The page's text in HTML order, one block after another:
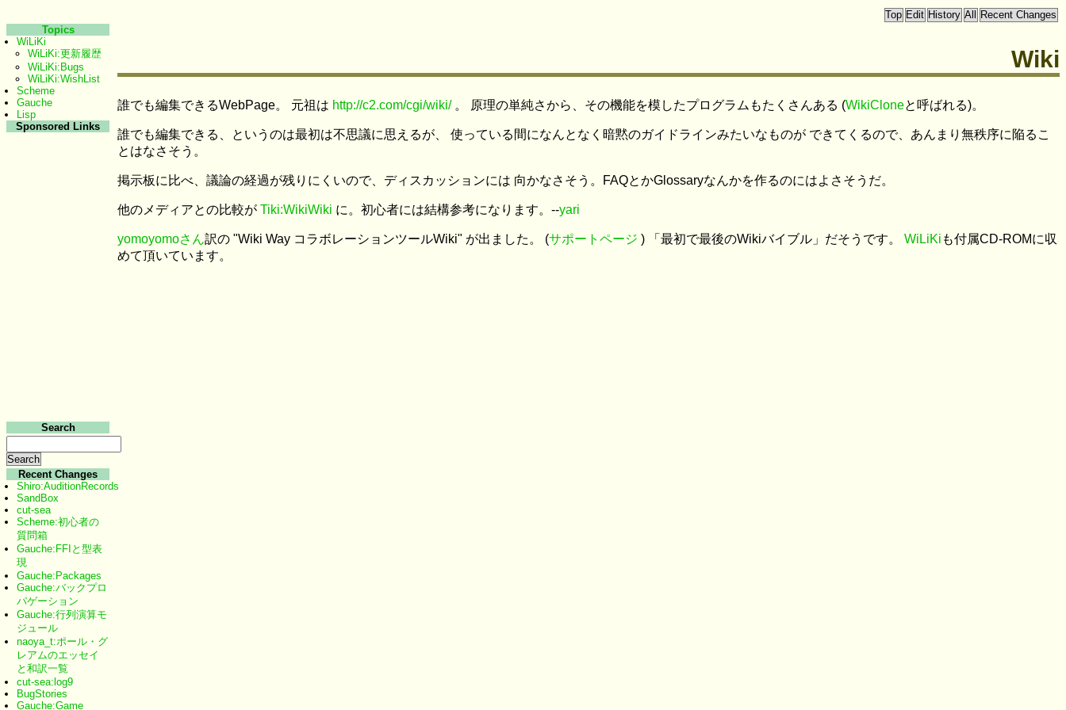
Wiki
誰でも編集できるWebPage。 元祖は http://c2.com/cgi/wiki/。 原理の単純さから、その機能を模したプログラムもたくさんある (WikiCloneと呼ばれる)。
誰でも編集できる、というのは最初は不思議に思えるが、 使っている間になんとなく暗黙のガイドラインみたいなものが できてくるので、あんまり無秩序に陥るこ
とはなさそう。
掲示板に比べ、議論の経過が残りにくいので、ディスカッションには 向かなさそう。FAQとかGlossaryなんかを作るのにはよさそうだ。
他のメディアとの比較が Tiki:WikiWiki に。初心者には結構参考になります。--yari
yomoyomoさん訳の "Wiki Way コラボレーションツールWiki" が出ました。 (サポートページ ) 「最初で最後のWikiバイブル」だそうです。 WiLiKi も付属CD-ROMに収
めて頂いています。
Topics
WiLiKi
WiLiKi:更新履歴
WiLiKi:Bugs
WiLiKi:WishList
Scheme
Gauche
Lisp
Sponsored Links
Search
Recent Changes
Shiro:AuditionRecords
SandBox
cut-sea
Scheme:初心者の
質問箱
Gauche:FFIと型表
現
Gauche:Packages
Gauche:バックプロ
パゲーション
Gauche:行列演算モ
ジュール
naoya_t:ポール・グ
レアムのエッセイ
と和訳一覧
cut-sea:log9
BugStories
Gauche:Game